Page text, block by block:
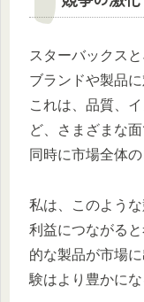
スターバックス
ブランドや製品
これは、品質、
ど、さまざまな
同時に市場全体
私は、このよう
利益につながる
的な製品が市場
験はより豊かにな